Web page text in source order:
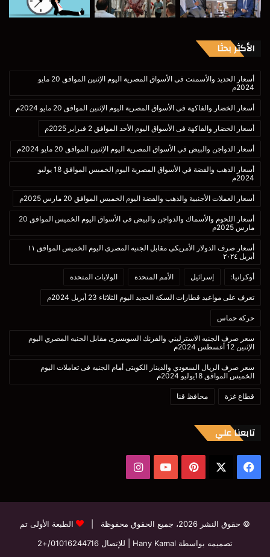
الأكثر بحثا
أسعار الحديد والأسمنت فى الأسواق المصرية اليوم الإثنين الموافق 20 مايو
2024م
أسعار الخضار والفاكهة فى الأسواق المصرية اليوم الإثنين الموافق 20 مايو 2024م
أسعار الخضار والفاكهة فى الأسواق اليوم الأحد الموافق 2 فبراير 2025م
أسعار الدواجن والبيض في الأسواق المصرية اليوم الإثنين الموافق 20 مايو 2024م
أسعار الذهب والفضة في الأسواق المصرية اليوم الخميس الموافق 18 يوليو
2024م
أسعار العملات الأجنبية والذهب والفضة اليوم الخميس الموافق 20 مارس 2025م
أسعار اللحوم والأسماك والدواجن والبيض فى الأسواق اليوم الخميس الموافق 20
مارس 2025م
أسعار صرف الدولار الأمريكي مقابل الجنيه المصري اليوم الخميس الموافق ١١
أبريل ٢٠٢٤
أوكرانيا: إسرائيل الأمم المتحدة الولايات المتحدة
تعرف على مواعيد قطارات السكة الحديد اليوم الثلاثاء 23 أبريل 2024م
حركة حماس
سعر صرف الجنيه الاسترليني والفرنك السويسرى مقابل الجنيه المصري اليوم
الإثنين 12 أغسطس 2024م
سعر صرف الريال السعودي والدينار الكويتى أمام الجنيه فى تعاملات اليوم
الخميس الموافق 18يوليو 2024م
قطاع غزة محافظ قنا
تابعنا علي
فيسبوك بينتيريست‫YouTube
© حقوق النشر 2026، جميع الحقوق محفوظة |
الطبعة الأولى تم
تصميمه بواسطة Hany Kamal
| للإتصال 01016244716/+2